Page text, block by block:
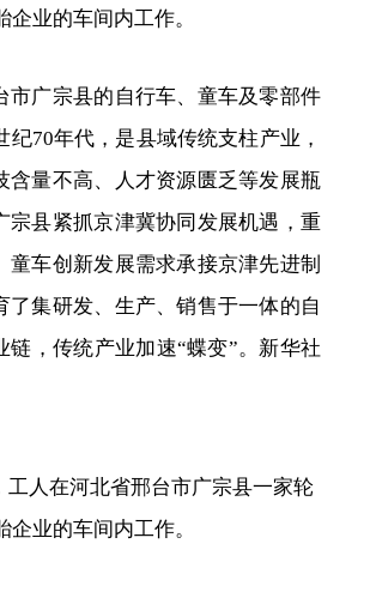
企业的车间内工作。
广宗县的自行车、童车及零部件
纪70年代，是县域传统支柱产业，
含量不高、人才资源匮乏等发展瓶
宗县紧抓京津冀协同发展机遇，重
童车创新发展需求承接京津先进制
了集研发、生产、销售于一体的自
链，传统产业加速“蝶变”。新华社
工人在河北省邢台市广宗县一家轮
企业的车间内工作。